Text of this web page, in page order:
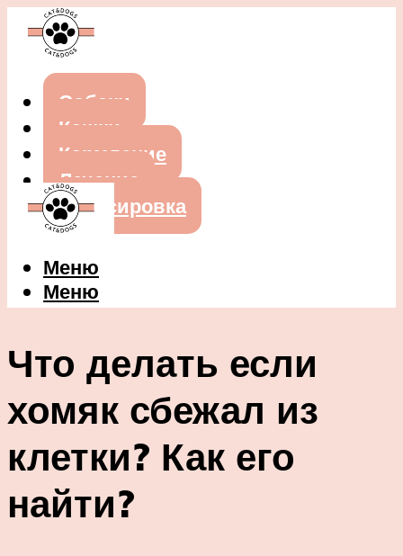
Собаки
Кошки
Кормление
Лечение
Дрессировка
Меню
Меню
Что делать если
хомяк сбежал из
клетки? Как его
найти?